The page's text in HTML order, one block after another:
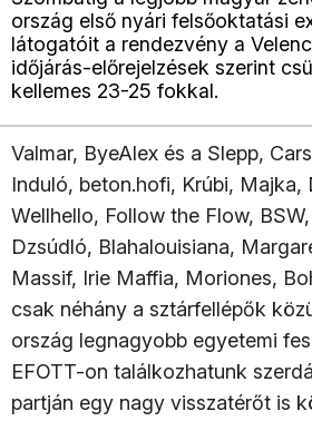
ország első nyári felsőoktatási
látogatóit a rendezvény a
időjárás-előrejelzések szerint
kellemes 23-25 fokkal.
Valmar, ByeAlex és a Slepp,
Induló, beton.hofi, Krúbi, Majka,
Wellhello, Follow the Flow,
Dzsúdló, Blahalouisiana,
Massif, Irie Maffia, Moriones,
csak néhány a sztárfellépők
ország legnagyobb egyetemi
EFOTT-on találkozhatunk
partján egy nagy visszatérőt is